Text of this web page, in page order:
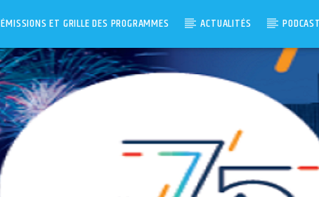
ÉMISSIONS ET GRILLE DES PROGRAMMES ACTUALITÉS